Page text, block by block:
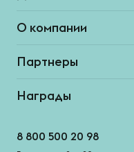
О компании
Партнеры
Награды
8 800 500 20 98